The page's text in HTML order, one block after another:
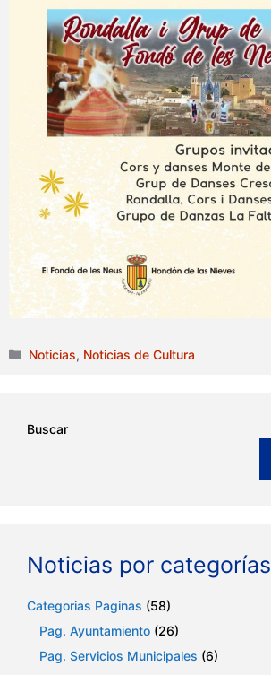
Categorías
Noticias, Noticias de Cultura
Buscar
Noticias por categorías
Categorias Paginas (58)
Pag. Ayuntamiento (26)
Pag. Servicios Municipales (6)